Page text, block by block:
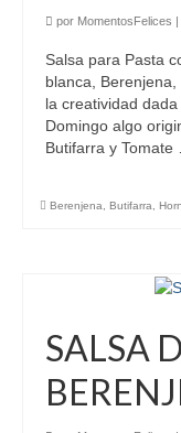
por MomentosFelices
Salsa para Pasta
blanca,
la creatividad
Domingo algo
Butifarra y Tomate
Berenjena, Butifarra,
SALSA